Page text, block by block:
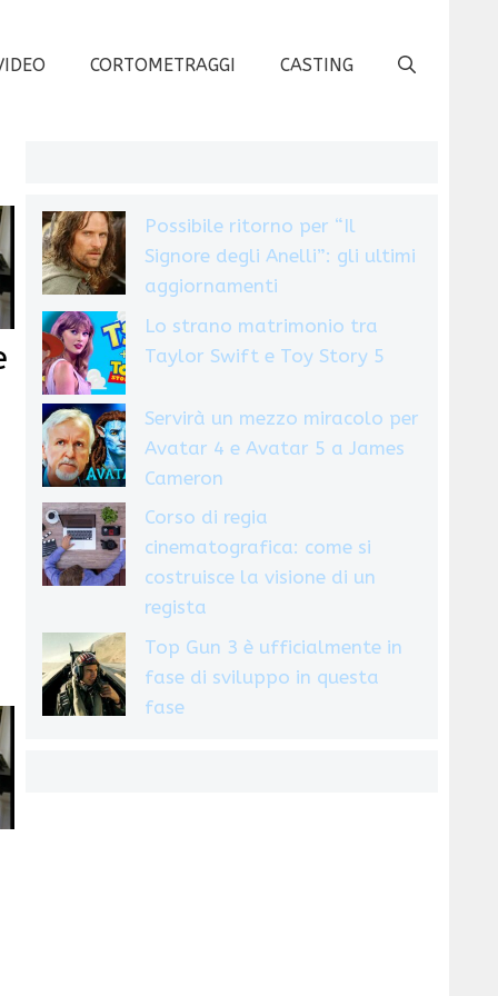
CORTOMETRAGGI CASTING
Possibile ritorno per “Il
Signore degli Anelli”: gli ultimi
aggiornamenti
Lo strano matrimonio tra
Taylor Swift e Toy Story 5
Servirà un mezzo miracolo per
Avatar 4 e Avatar 5 a James
Cameron
Corso di regia
cinematografica: come si
costruisce la visione di un
regista
Top Gun 3 è ufficialmente in
fase di sviluppo in questa
fase